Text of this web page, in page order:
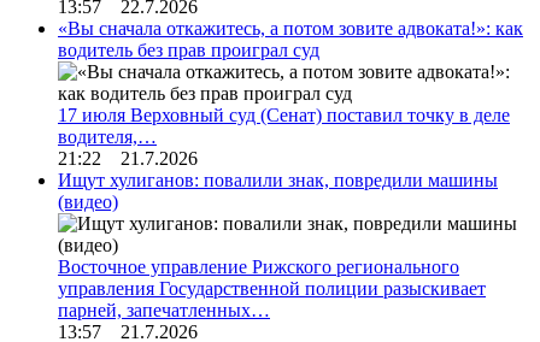
13:57 22.7.2026
«Вы сначала откажитесь, а потом зовите адвоката!»: как
водитель без прав проиграл суд
17 июля Верховный суд (Сенат) поставил точку в деле
водителя,…
21:22 21.7.2026
Ищут хулиганов: повалили знак, повредили машины
(видео)
Восточное управление Рижского регионального
управления Государственной полиции разыскивает
парней, запечатленных…
13:57 21.7.2026